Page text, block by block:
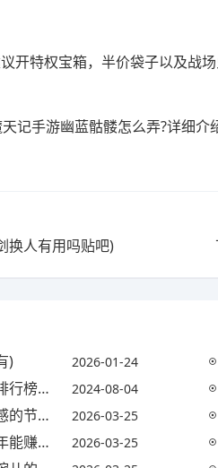
开特权宝箱，半价袋子以及战场
记手游幽蓝骷髅怎么弄?详细介
换人有用吗贴吧)
) 2026-01-24
十名) 2024-08-04
的视频) 2026-03-25
少钱) 2026-03-25